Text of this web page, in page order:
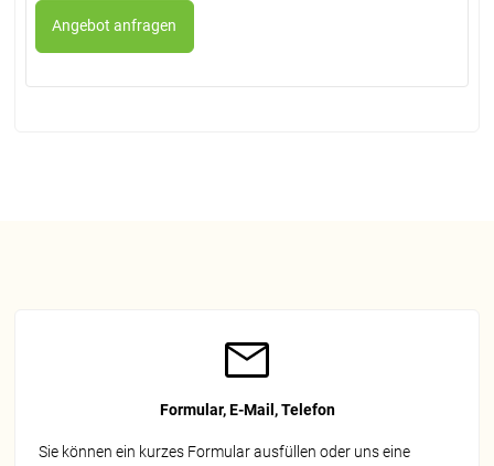
Formular, E-Mail, Telefon
Sie können ein kurzes Formular ausfüllen oder uns eine